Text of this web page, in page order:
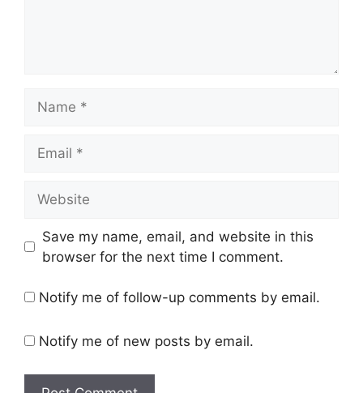
Save my name, email, and website in this
browser for the next time I comment.
Notify me of follow-up comments by email.
Notify me of new posts by email.